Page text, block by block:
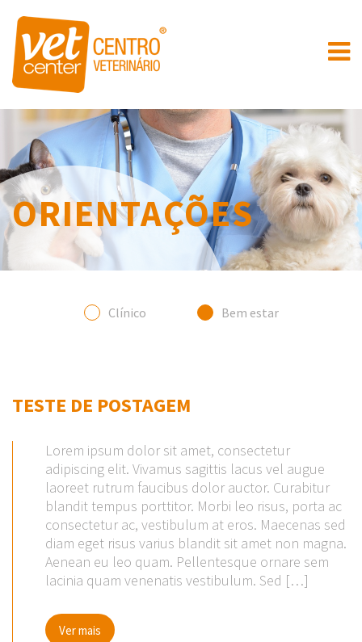
ORIENTAÇÕES
Clínico Bem estar
TESTE DE POSTAGEM
Lorem ipsum dolor sit amet, consectetur
adipiscing elit. Vivamus sagittis lacus vel augue
laoreet rutrum faucibus dolor auctor. Curabitur
blandit tempus porttitor. Morbi leo risus, porta ac
consectetur ac, vestibulum at eros. Maecenas sed
diam eget risus varius blandit sit amet non magna.
Aenean eu leo quam. Pellentesque ornare sem
lacinia quam venenatis vestibulum. Sed […]
Ver mais